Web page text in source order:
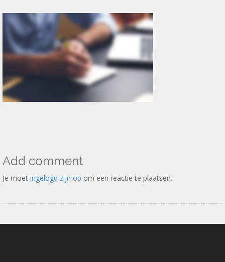
Add comment
Je moet ingelogd zijn op om een reactie te plaatsen.